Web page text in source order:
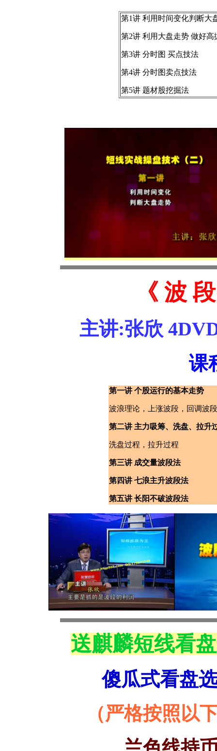
第1讲 利用时间变化判断大
第2讲 利用大盘走势 做好高
第3讲 分时图 买点技法
第4讲 分时图卖点技法
第5讲 题材股挖掘法
《 波
主讲:张欣
课
第一讲 个股运行的基本走势
波浪理论，上涨波段，回调波段
第二讲 主力吸筹、洗盘、拉升
洗盘过程，拉升过程
第三讲 成交量波段法
第四讲 七浪主升波段法
第五讲 长阳不破波段法
送麒麟短线看
傻瓜式看盘
（严格按照以